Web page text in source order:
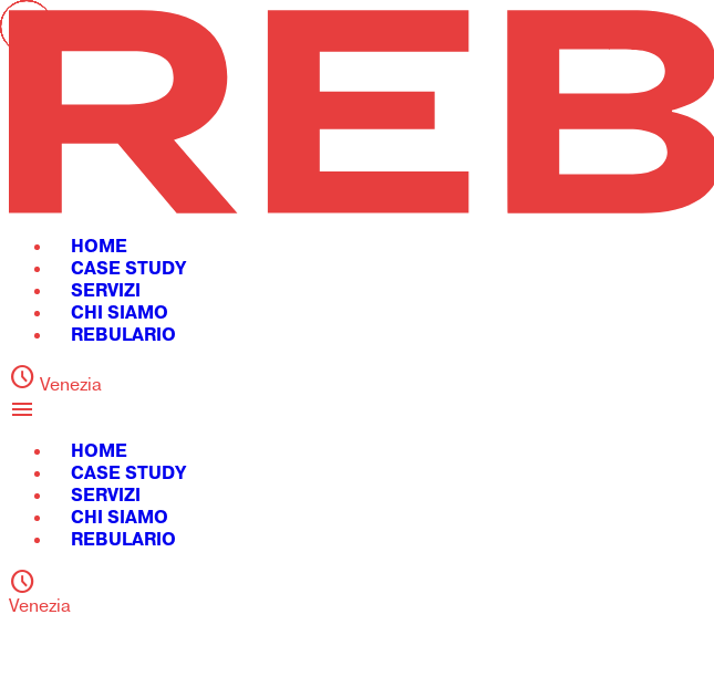
HOME
CASE STUDY
SERVIZI
CHI SIAMO
REBULARIO
schedule Venezia
menu
HOME
CASE STUDY
SERVIZI
CHI SIAMO
REBULARIO
schedule
Venezia